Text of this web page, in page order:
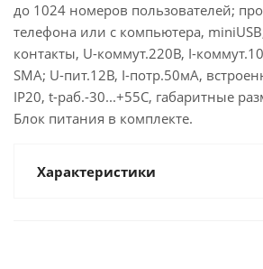
до 1024 номеров пользователей;
телефона или с компьютера,
контакты, U-коммут.220В, I-
SMA; U-пит.12В, I-потр.50мА,
IP20, t-раб.-30...+55С, габаритные
Блок питания в комплекте.
Характеристики